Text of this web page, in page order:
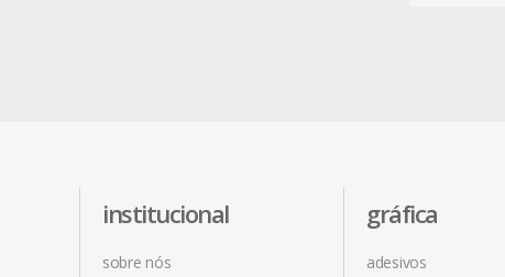
institucional
sobre nós
gráfica
adesivos